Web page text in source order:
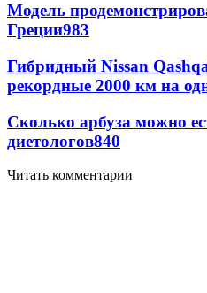
Модель
Греции983
Гибридный Nissan
рекордные 2000 км на
Сколько арбуза можно
диетологов840
Читать комментарии